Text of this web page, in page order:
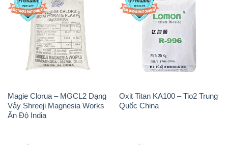
Magie Clorua – MGCL2 Dạng
Vảy Shreeji Magnesia Works
Ấn Độ India
Oxit Titan KA100 – Tio2 Trung
Quốc China